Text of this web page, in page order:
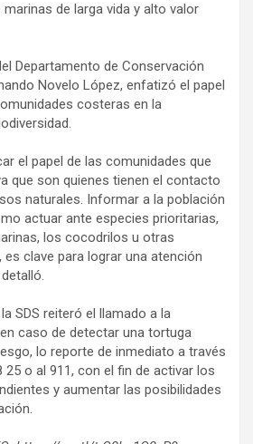
de larga vida y alto valor
Departamento de Conservación
Novelo López, enfatizó el papel
costeras en la
el papel de las comunidades que
que son quienes tienen el contacto
naturales. Informar a la población
actuar ante especies prioritarias,
los cocodrilos u otras
es clave para lograr una atención
SDS reiteró el llamado a la
caso de detectar una tortuga
lo reporte de inmediato a través
25 o al 911, con el fin de activar los
y aumentar las posibilidades